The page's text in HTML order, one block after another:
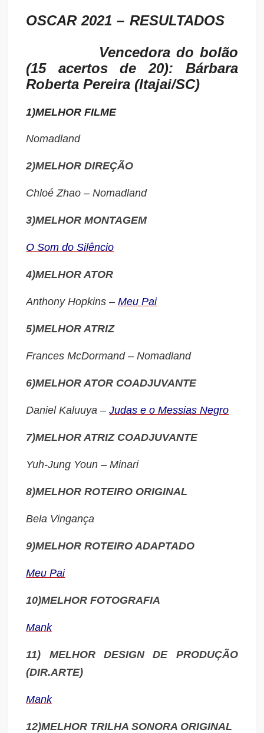
OSCAR 2021 – RESULTADOS
Vencedora do bolão
(15 acertos de 20): Bárbara
Roberta Pereira (Itajai/SC)
1)MELHOR FILME
Nomadland
2)MELHOR DIREÇÃO
Chloé Zhao – Nomadland
3)MELHOR MONTAGEM
O Som do Silêncio
4)MELHOR ATOR
Anthony Hopkins –Meu Pai
5)MELHOR ATRIZ
Frances McDormand – Nomadland
6)MELHOR ATOR COADJUVANTE
Daniel Kaluuya –Judas e o Messias Negro
7)MELHOR ATRIZ COADJUVANTE
Yuh-Jung Youn – Minari
8)MELHOR ROTEIRO ORIGINAL
Bela Vingança
9)MELHOR ROTEIRO ADAPTADO
Meu Pai
10)MELHOR FOTOGRAFIA
Mank
11) MELHOR DESIGN DE PRODUÇÃO
(DIR.ARTE)
Mank
12)MELHOR TRILHA SONORA ORIGINAL